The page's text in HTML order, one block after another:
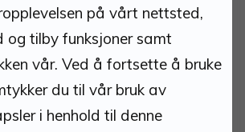
3428
Kontakt
på vårt nettsted,
og tilby funksjoner samt
vår. Ved å fortsette å bruke
du til vår bruk av
i henhold til denne